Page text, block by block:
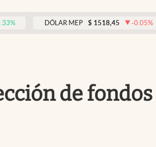
DÓLAR MEP $ 1518,45 -0.05 %
de